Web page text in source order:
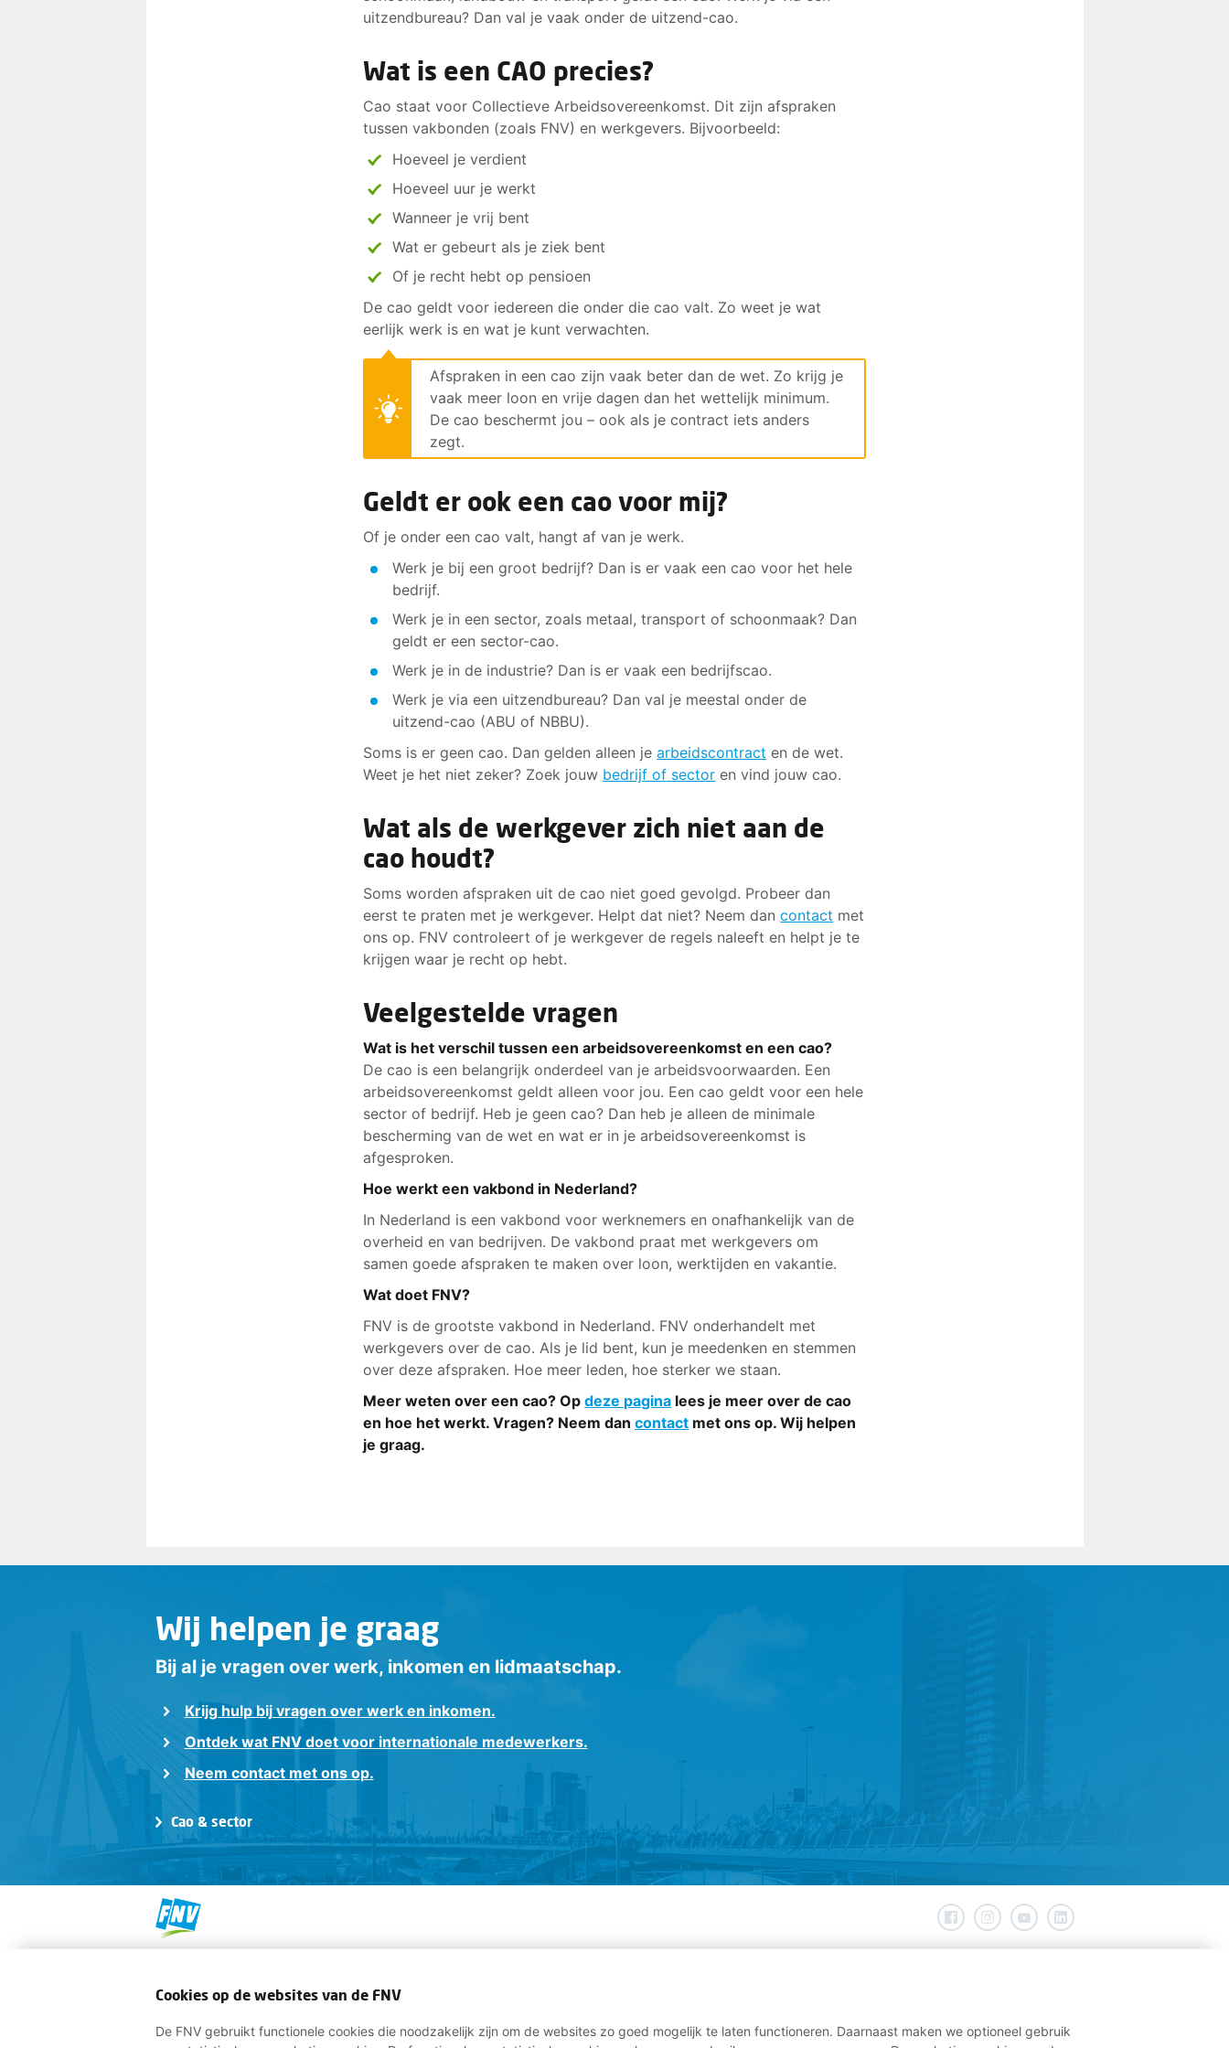
uitzendbureau? Dan val je vaak onder de uitzend-cao.
Wat is een CAO precies?
Cao staat voor Collectieve Arbeidsovereenkomst. Dit zijn afspraken
tussen vakbonden (zoals FNV) en werkgevers. Bijvoorbeeld:
Hoeveel je verdient
Hoeveel uur je werkt
Wanneer je vrij bent
Wat er gebeurt als je ziek bent
Of je recht hebt op pensioen
De cao geldt voor iedereen die onder die cao valt. Zo weet je wat
eerlijk werk is en wat je kunt verwachten.
Afspraken in een cao zijn vaak beter dan de wet. Zo krijg je
vaak meer loon en vrije dagen dan het wettelijk minimum.
De cao beschermt jou – ook als je contract iets anders
zegt.
Geldt er ook een cao voor mij?
Of je onder een cao valt, hangt af van je werk.
Werk je bij een groot bedrijf? Dan is er vaak een cao voor het hele
bedrijf.
Werk je in een sector, zoals metaal, transport of schoonmaak? Dan
geldt er een sector-cao.
Werk je in de industrie? Dan is er vaak een bedrijfscao.
Werk je via een uitzendbureau? Dan val je meestal onder de
uitzend-cao (ABU of NBBU).
Soms is er geen cao. Dan gelden alleen jearbeidscontract en de wet.
Weet je het niet zeker? Zoek jouw bedrijf of sector en vind jouw cao.
Wat als de werkgever zich niet aan de
cao houdt?
Soms worden afspraken uit de cao niet goed gevolgd. Probeer dan
eerst te praten met je werkgever. Helpt dat niet? Neem dancontact met
ons op. FNV controleert of je werkgever de regels naleeft en helpt je te
krijgen waar je recht op hebt.
Veelgestelde vragen
Wat is het verschil tussen een arbeidsovereenkomst en een cao?
De cao is een belangrijk onderdeel van je arbeidsvoorwaarden. Een
arbeidsovereenkomst geldt alleen voor jou. Een cao geldt voor een hele
sector of bedrijf. Heb je geen cao? Dan heb je alleen de minimale
bescherming van de wet en wat er in je arbeidsovereenkomst is
afgesproken.
Hoe werkt een vakbond in Nederland?
In Nederland is een vakbond voor werknemers en onafhankelijk van de
overheid en van bedrijven. De vakbond praat met werkgevers om
samen goede afspraken te maken over loon, werktijden en vakantie.
Wat doet FNV?
FNV is de grootste vakbond in Nederland. FNV onderhandelt met
werkgevers over de cao. Als je lid bent, kun je meedenken en stemmen
over deze afspraken. Hoe meer leden, hoe sterker we staan.
Meer weten over een cao? Opdeze pagina lees je meer over de cao
en hoe het werkt. Vragen? Neem dancontact met ons op. Wij helpen
je graag.
Wij helpen je graag
Bij al je vragen over werk, inkomen en lidmaatschap.
Krijg hulp bij vragen over werk en inkomen.
Ontdek wat FNV doet voor internationale medewerkers.
Neem contact met ons op.
Cao & sector
Cookies op de websites van de FNV
De FNV gebruikt functionele cookies die noodzakelijk zijn om de websites zo goed mogelijk te laten functioneren. Daarnaast maken we optioneel gebruik